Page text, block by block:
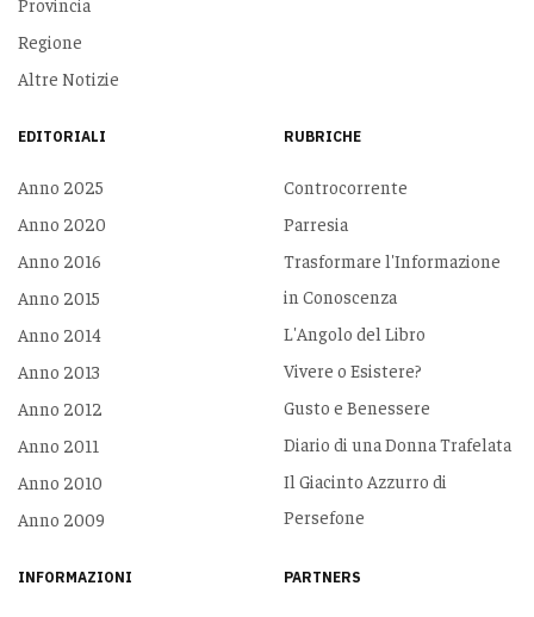
Regione
Altre Notizie
EDITORIALI
Anno 2025
Anno 2020
Anno 2016
Anno 2015
Anno 2014
Anno 2013
Anno 2012
Anno 2011
Anno 2010
Anno 2009
RUBRICHE
Controcorrente
Parresia
Trasformare l'Informazione
in Conoscenza
L'Angolo del Libro
Vivere o Esistere?
Gusto e Benessere
Diario di una Donna Trafelata
Il Giacinto Azzurro di
Persefone
INFORMAZIONI PARTNERS